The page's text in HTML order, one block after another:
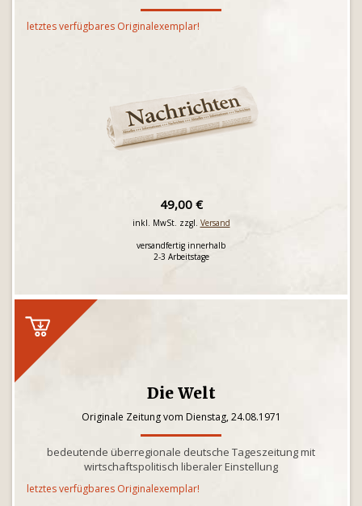
letztes verfügbares Originalexemplar!
49,00 €
inkl. MwSt. zzgl. Versand
versandfertig innerhalb
2-3 Arbeitstage
Die Welt
Originale Zeitung vom Dienstag, 24.08.1971
bedeutende überregionale deutsche Tageszeitung mit
wirtschaftspolitisch liberaler Einstellung
letztes verfügbares Originalexemplar!